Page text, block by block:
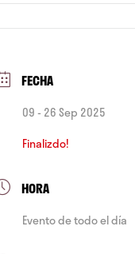
FECHA
09 - 26 Sep 2025
Finalizdo!
HORA
Evento de todo el día